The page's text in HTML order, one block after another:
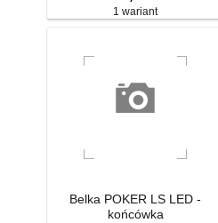
1 wariant
Belka POKER LS LED -
końcówka